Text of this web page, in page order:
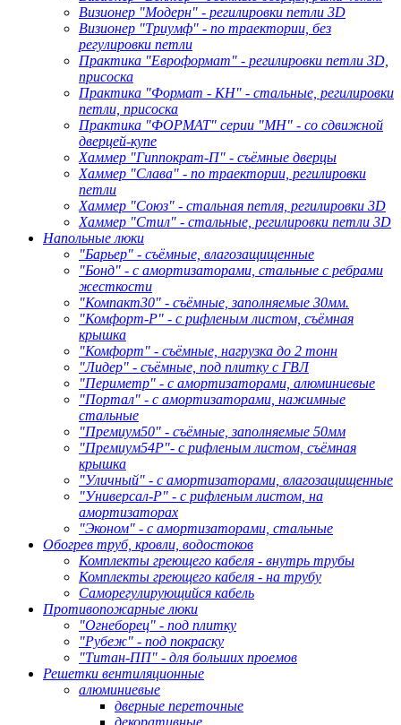
Визионер "Модерн" - регилировки петли 3D
Визионер "Триумф" - по траектории, без
регулировки петли
Практика "Евроформат" - регилировки петли 3D,
присоска
Практика "Формат - КН" - стальные, регилировки
петли, присоска
Практика "ФОРМАТ" серии "МН" - со сдвижной
дверцей-купе
Хаммер "Гиппократ-П" - съёмные дверцы
Хаммер "Слава" - по траектории, регилировки
петли
Хаммер "Союз" - стальная петля, регилировки 3D
Хаммер "Стил" - стальные, регилировки петли 3D
Напольные люки
"Барьер" - съёмные, влагозащищенные
"Бонд" - с амортизаторами, стальные с ребрами
жесткости
"Компакт30" - съёмные, заполняемые 30мм.
"Комфорт-Р" - с рифленым листом, съёмная
крышка
"Комфорт" - съёмные, нагрузка до 2 тонн
"Лидер" - съёмные, под плитку с ГВЛ
"Периметр" - с амортизаторами, алюминиевые
"Портал" - с амортизаторами, нажимные
стальные
"Премиум50" - съёмные, заполняемые 50мм
"Премиум54Р"- с рифленым листом, съёмная
крышка
"Уличный" - с амортизаторами, влагозащищенные
"Универсал-Р" - с рифленым листом, на
амортизаторах
"Эконом" - с амортизаторами, стальные
Обогрев труб, кровли, водостоков
Комплекты греющего кабеля - внутрь трубы
Комплекты греющего кабеля - на трубу
Саморегулирующийся кабель
Противопожарные люки
"Огнеборец" - под плитку
"Рубеж" - под покраску
"Титан-ПП" - для больших проемов
Решетки вентиляционные
алюминиевые
дверные переточные
декоративные